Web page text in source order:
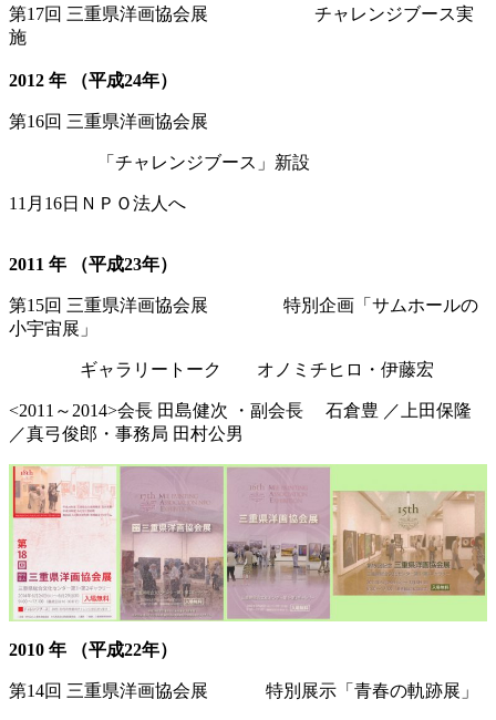
第17回 三重県洋画協会展 チャレンジブース実
施
2012 年 （平成24年）
第16回 三重県洋画協会展
「チャレンジブース」新設
11月16日ＮＰＯ法人へ
2011 年 （平成23年）
第15回 三重県洋画協会展 特別企画「サムホールの
小宇宙展」
ギャラリートーク オノミチヒロ・伊藤宏
<2011～2014>会長 田島健次 ・副会長 石倉豊 ／上田保隆
／真弓俊郎・事務局 田村公男
2010 年 （平成22年）
第14回 三重県洋画協会展 特別展示「青春の軌跡展」